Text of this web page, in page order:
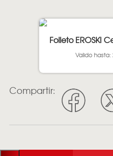
Folleto EROSKI
Valido hasta:
Compartir: